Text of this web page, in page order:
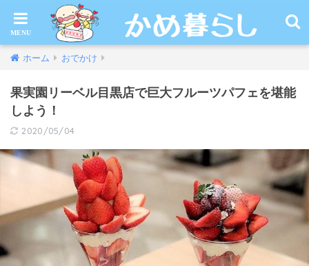
ホーム おでかけ
果実園リーベル目黒店で巨大フルーツパフェを堪能
しよう！
2020/05/04